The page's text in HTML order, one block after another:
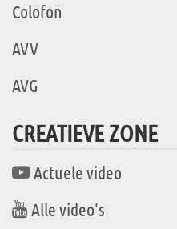
Colofon
AVV
AVG
CREATIEVE ZONE
Actuele video
Alle video's